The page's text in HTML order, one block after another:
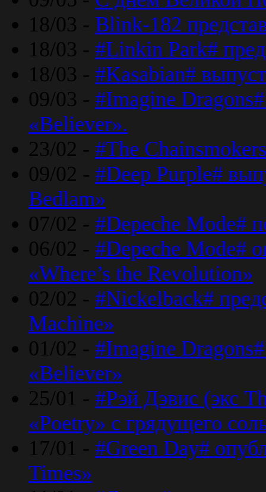
18/03 - Blink-182
18/03 - #Linkin Park#
18/03 - #Kasabian#
09/03 - #Imagine
«Believer».
23/02 - #The
09/02 - #Deep Purple#
Bedlam»
07/02 - #Depeche Mode#
06/02 - #Depeche Mode#
«Where’s the Revolution»
02/02 - #Nickelback#
Machine»
01/02 - #Imagine
«Believer»
25/01 - #Рэй Дэвис (экс
«Poetry» с грядущего
17/01 - #Green Day#
Times»